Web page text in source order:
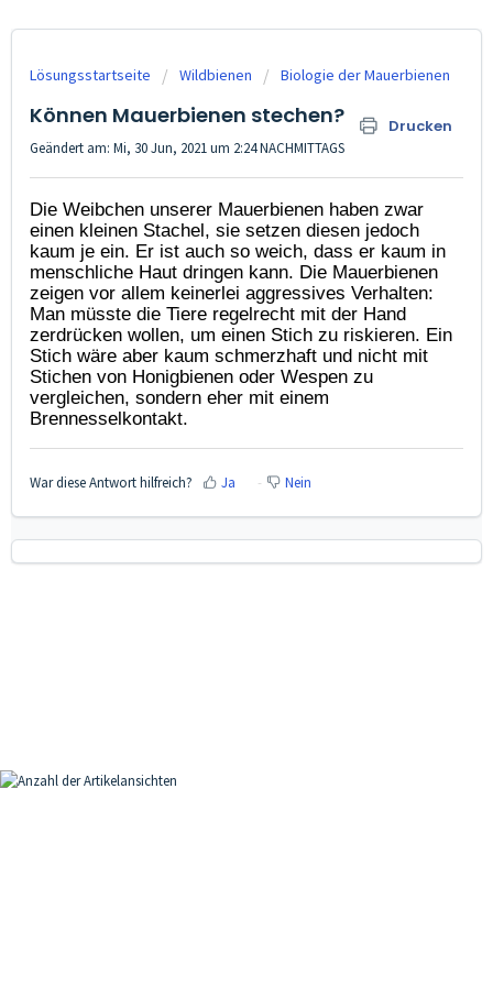
Lösungsstartseite Wildbienen Biologie der Mauerbienen
Können Mauerbienen stechen? Drucken
Geändert am: Mi, 30 Jun, 2021 um 2:24 NACHMITTAGS
Die Weibchen unserer Mauerbienen haben zwar
einen kleinen Stachel, sie setzen diesen jedoch
kaum je ein. Er ist auch so weich, dass er kaum in
menschliche Haut dringen kann. Die Mauerbienen
zeigen vor allem keinerlei aggressives Verhalten:
Man müsste die Tiere regelrecht mit der Hand
zerdrücken wollen, um einen Stich zu riskieren. Ein
Stich wäre aber kaum schmerzhaft und nicht mit
Stichen von Honigbienen oder Wespen zu
vergleichen, sondern eher mit einem
Brennesselkontakt.
War diese Antwort hilfreich? Ja Nein